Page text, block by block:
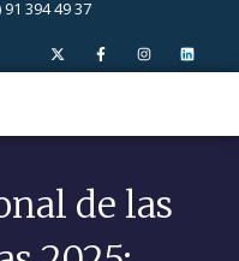
91 394 49 37
de las